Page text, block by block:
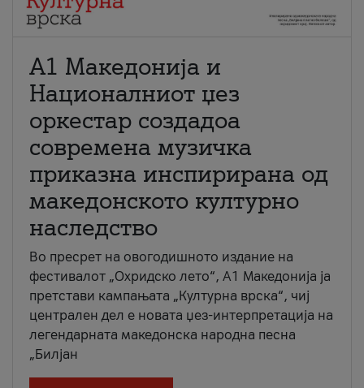
А1 Македонија и
Националниот џез
оркестар создадоа
современа музичка
приказна инспирирана од
македонското културно
наследство
Во пресрет на овогодишното издание на
фестивалот „Охридско лето“, А1 Македонија ја
претстави кампањата „Културна врска“, чиј
централен дел е новата џез-интерпретација на
легендарната македонска народна песна
„Билјан